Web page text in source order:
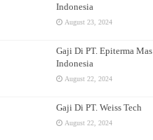
Indonesia
August 23, 2024
Gaji Di PT. Epiterma Mas
Indonesia
August 22, 2024
Gaji Di PT. Weiss Tech
August 22, 2024